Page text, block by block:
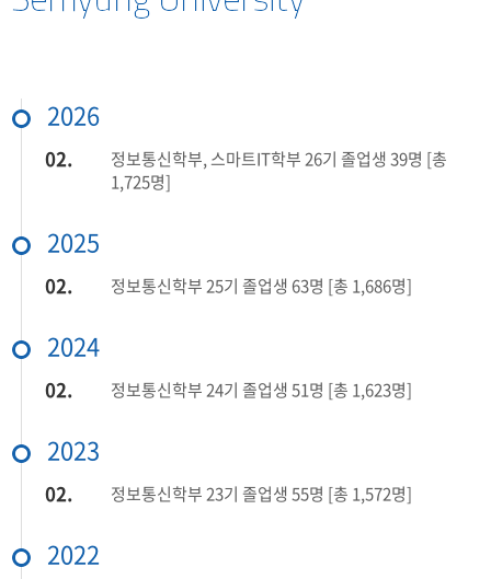
2026
02.
정보통신학부, 스마트IT학부 26기 졸업생 39명 [총
1,725명]
2025
02. 정보통신학부 25기 졸업생 63명 [총 1,686명]
2024
02. 정보통신학부 24기 졸업생 51명 [총 1,623명]
2023
02. 정보통신학부 23기 졸업생 55명 [총 1,572명]
2022